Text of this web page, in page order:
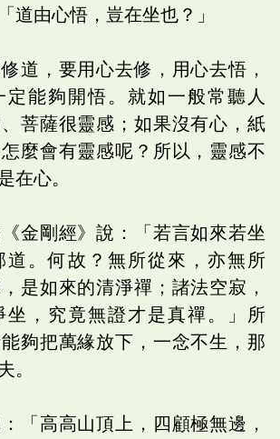
道由心悟，豈在坐也？」
道，要用心去修，用心去悟，
定能夠開悟。就如一般常聽人
菩薩很靈感；如果沒有心，紙
麼會有靈感呢？所以，靈感不
在心。
金剛經》說：「若言如來若坐
道。何故？無所從來，亦無所
是如來的清淨禪；諸法空寂，
坐，究竟無證才是真禪。」所
夠把萬緣放下，一念不生，那
。
「高高山頂上，四顧極無邊，